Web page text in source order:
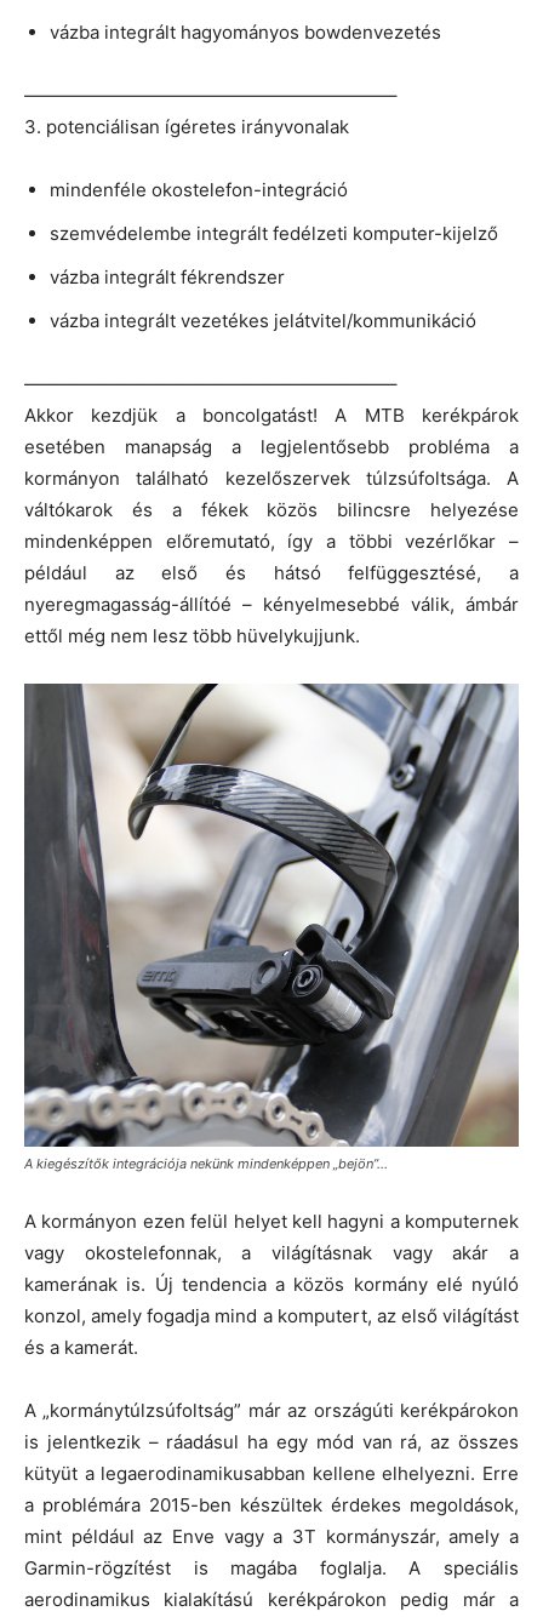
vázba integrált hagyományos bowdenvezetés
————————————————————–
3. potenciálisan ígéretes irányvonalak
mindenféle okostelefon-integráció
szemvédelembe integrált fedélzeti komputer-kijelző
vázba integrált fékrendszer
vázba integrált vezetékes jelátvitel/kommunikáció
————————————————————–
Akkor kezdjük a boncolgatást! A MTB kerékpárok
esetében manapság a legjelentősebb probléma a
kormányon található kezelőszervek túlzsúfoltsága. A
váltókarok és a fékek közös bilincsre helyezése
mindenképpen előremutató, így a többi vezérlőkar –
például az első és hátsó felfüggesztésé, a
nyeregmagasság-állítóé – kényelmesebbé válik, ámbár
ettől még nem lesz több hüvelykujjunk.
A kiegészítők integrációja nekünk mindenképpen „bejön”…
A kormányon ezen felül helyet kell hagyni a komputernek
vagy okostelefonnak, a világításnak vagy akár a
kamerának is. Új tendencia a közös kormány elé nyúló
konzol, amely fogadja mind a komputert, az első világítást
és a kamerát.
A „kormánytúlzsúfoltság” már az országúti kerékpárokon
is jelentkezik – ráadásul ha egy mód van rá, az összes
kütyüt a legaerodinamikusabban kellene elhelyezni. Erre
a problémára 2015-ben készültek érdekes megoldások,
mint például az Enve vagy a 3T kormányszár, amely a
Garmin-rögzítést is magába foglalja. A speciális
aerodinamikus kialakítású kerékpárokon pedig már a